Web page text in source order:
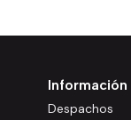
Información
Despachos